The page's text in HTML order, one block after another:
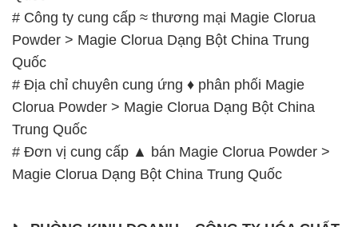
Clorua Powder > Magie Clorua Dạng Bột China
Trung Quốc
# Đơn vị cung cấp ▲ bán Magie Clorua Powder >
Magie Clorua Dạng Bột China Trung Quốc
📞PHÒNG KINH DOANH – CÔNG TY HÓA CHẤT
ĐẮC TRƯỜNG PHÁT🌐
🌐 Website: https://hoachatdetnhuom.com/